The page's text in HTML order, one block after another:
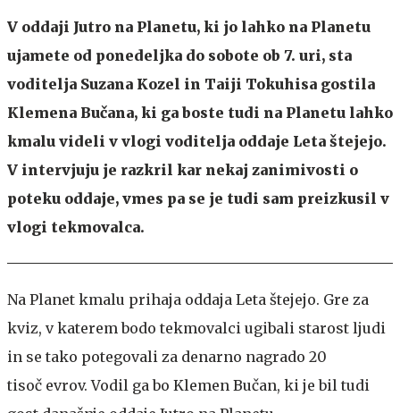
V oddaji Jutro na Planetu, ki jo lahko na Planetu
ujamete od ponedeljka do sobote ob 7. uri, sta
voditelja Suzana Kozel in Taiji Tokuhisa gostila
Klemena Bučana, ki ga boste tudi na Planetu lahko
kmalu videli v vlogi voditelja oddaje Leta štejejo.
V intervjuju je razkril kar nekaj zanimivosti o
poteku oddaje, vmes pa se je tudi sam preizkusil v
vlogi tekmovalca.
Na Planet kmalu prihaja oddaja Leta štejejo. Gre za
kviz, v katerem bodo tekmovalci ugibali starost ljudi
in se tako potegovali za denarno nagrado 20
tisoč evrov. Vodil ga bo Klemen Bučan, ki je bil tudi